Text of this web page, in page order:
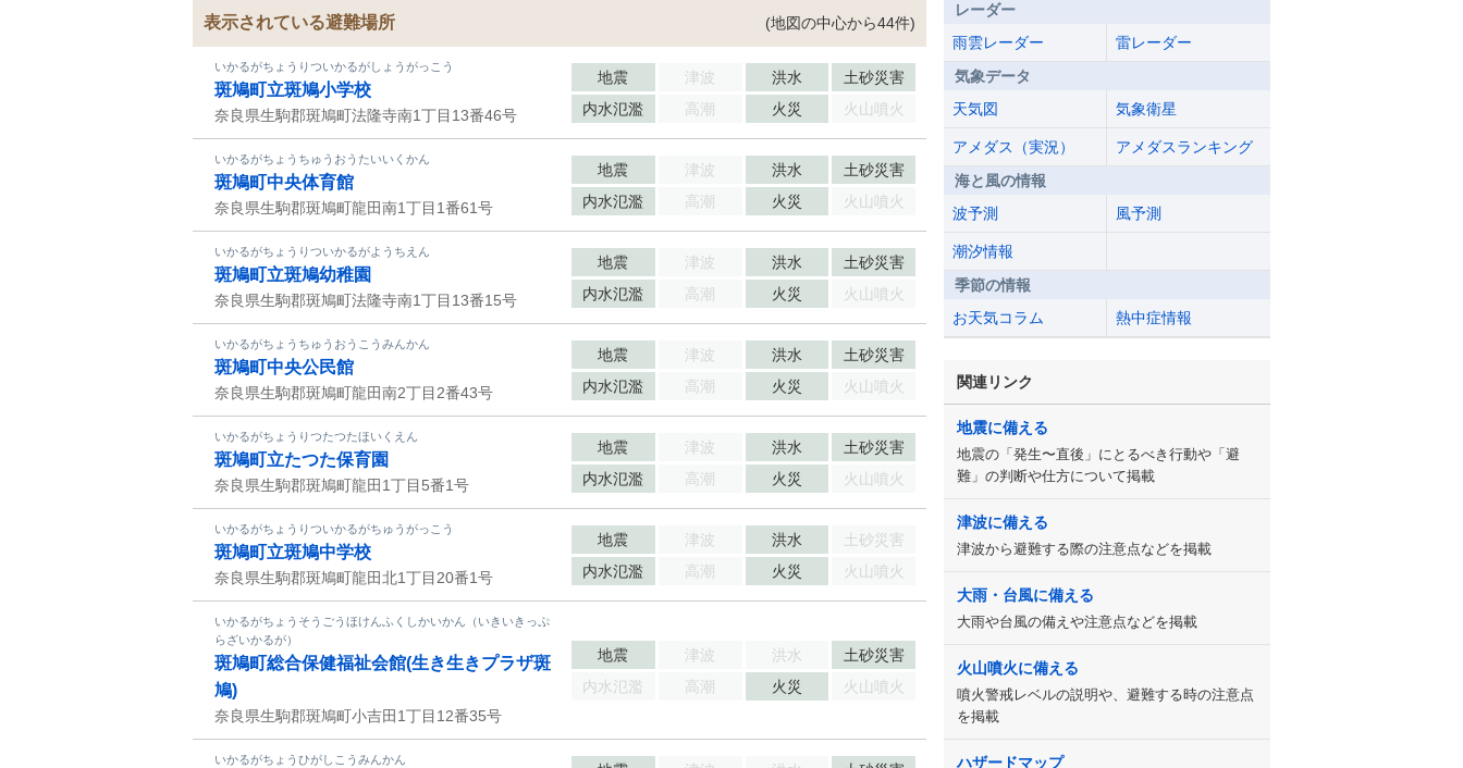
表示されている避難場所 (地図の中心から44件)
いかるがちょうりついかるがしょうがっこう
斑鳩町立斑鳩小学校
奈良県生駒郡斑鳩町法隆寺南1丁目13番46号
地震 津波 洪水
土砂災害
内水氾濫
高潮 火災 火山噴火
いかるがちょうちゅうおうたいいくかん
斑鳩町中央体育館
奈良県生駒郡斑鳩町龍田南1丁目1番61号
地震 津波 洪水
土砂災害
内水氾濫
高潮 火災 火山噴火
いかるがちょうりついかるがようちえん
斑鳩町立斑鳩幼稚園
奈良県生駒郡斑鳩町法隆寺南1丁目13番15号
地震 津波 洪水
土砂災害
内水氾濫
高潮 火災 火山噴火
いかるがちょうちゅうおうこうみんかん
斑鳩町中央公民館
奈良県生駒郡斑鳩町龍田南2丁目2番43号
地震 津波 洪水
土砂災害
内水氾濫
高潮 火災 火山噴火
いかるがちょうりつたつたほいくえん
斑鳩町立たつた保育園
奈良県生駒郡斑鳩町龍田1丁目5番1号
地震 津波 洪水
土砂災害
内水氾濫
高潮 火災 火山噴火
いかるがちょうりついかるがちゅうがっこう
斑鳩町立斑鳩中学校
奈良県生駒郡斑鳩町龍田北1丁目20番1号
地震 津波 洪水
土砂災害
内水氾濫
高潮 火災 火山噴火
いかるがちょうそうごうほけんふくしかいかん（いきいきっぷ
らざいかるが）
斑鳩町総合保健福祉会館(生き生きプラザ斑
鳩)
奈良県生駒郡斑鳩町小吉田1丁目12番35号
地震 津波 洪水
土砂災害
内水氾濫
高潮 火災 火山噴火
いかるがちょうひがしこうみんかん
レーダー
雨雲レーダー
雷レーダー
気象データ
天気図
気象衛星
アメダス（実況）
アメダスランキング
海と風の情報
波予測
風予測
潮汐情報
季節の情報
お天気コラム
熱中症情報
関連リンク
地震に備える
地震の「発生〜直後」にとるべき行動や「避
難」の判断や仕方について掲載
津波に備える
津波から避難する際の注意点などを掲載
大雨・台風に備える
大雨や台風の備えや注意点などを掲載
火山噴火に備える
噴火警戒レベルの説明や、避難する時の注意点
を掲載
ハザードマップ